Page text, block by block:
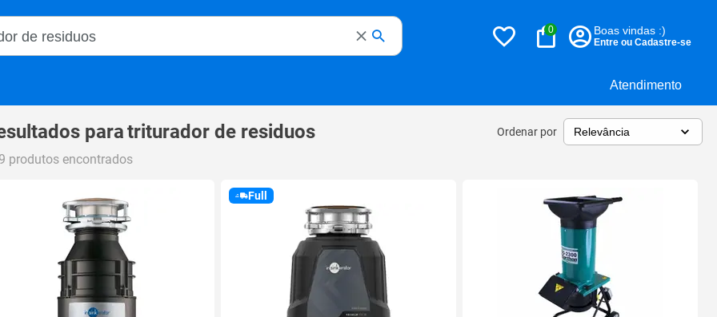
Atendimento
Magalu
0 Boas vindas :)
Entre ou Cadastre-se
paratriturador de residuos Ordenar por
produtos encontrados
Full